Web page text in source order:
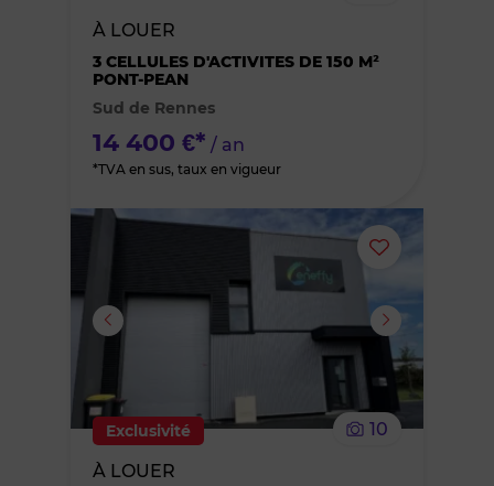
À LOUER
3 CELLULES D'ACTIVITES DE 150 M²
PONT-PEAN
Sud de Rennes
14 400 €* / an
*TVA en sus, taux en vigueur
Ajouter
ou
supprimer
le
Exclusivité
10
À LOUER